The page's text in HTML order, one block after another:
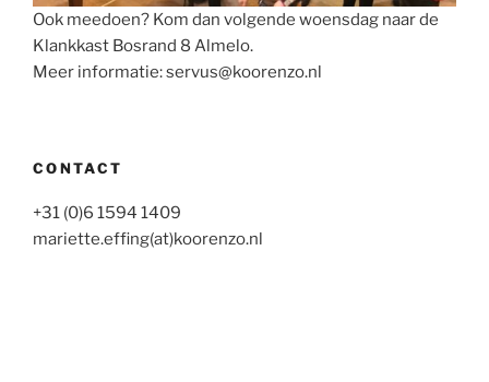
Ook meedoen? Kom dan volgende woensdag naar de
Klankkast Bosrand 8 Almelo.
Meer informatie: servus@koorenzo.nl
CONTACT
+31 (0)6 1594 1409
mariette.effing(at)koorenzo.nl